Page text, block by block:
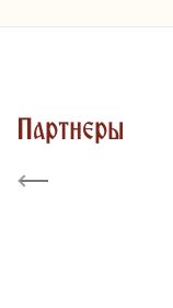
Партнеры
Previous